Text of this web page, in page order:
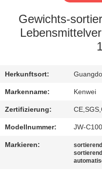
REFERENZEN
SITEMAP
Gewichts-
Herkunftsort:
Markenname: Kenwei
Zertifizierung:
Modellnummer: JW-
Markieren: